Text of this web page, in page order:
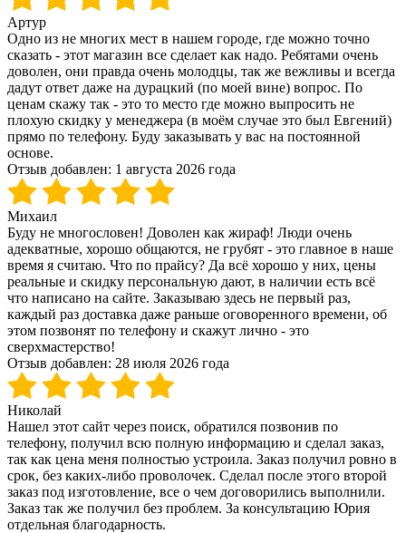
Артур
Одно из не многих мест в нашем городе, где можно точно
сказать - этот магазин все сделает как надо. Ребятами очень
доволен, они правда очень молодцы, так же вежливы и всегда
дадут ответ даже на дурацкий (по моей вине) вопрос. По
ценам скажу так - это то место где можно выпросить не
плохую скидку у менеджера (в моём случае это был Евгений)
прямо по телефону. Буду заказывать у вас на постоянной
основе.
Отзыв добавлен: 1 августа 2026 года
Михаил
Буду не многословен! Доволен как жираф! Люди очень
адекватные, хорошо общаются, не грубят - это главное в наше
время я считаю. Что по прайсу? Да всё хорошо у них, цены
реальные и скидку персональную дают, в наличии есть всё
что написано на сайте. Заказываю здесь не первый раз,
каждый раз доставка даже раньше оговоренного времени, об
этом позвонят по телефону и скажут лично - это
сверхмастерство!
Отзыв добавлен: 28 июля 2026 года
Николай
Нашел этот сайт через поиск, обратился позвонив по
телефону, получил всю полную информацию и сделал заказ,
так как цена меня полностью устроила. Заказ получил ровно в
срок, без каких-либо проволочек. Сделал после этого второй
заказ под изготовление, все о чем договорились выполнили.
Заказ так же получил без проблем. За консультацию Юрия
отдельная благодарность.